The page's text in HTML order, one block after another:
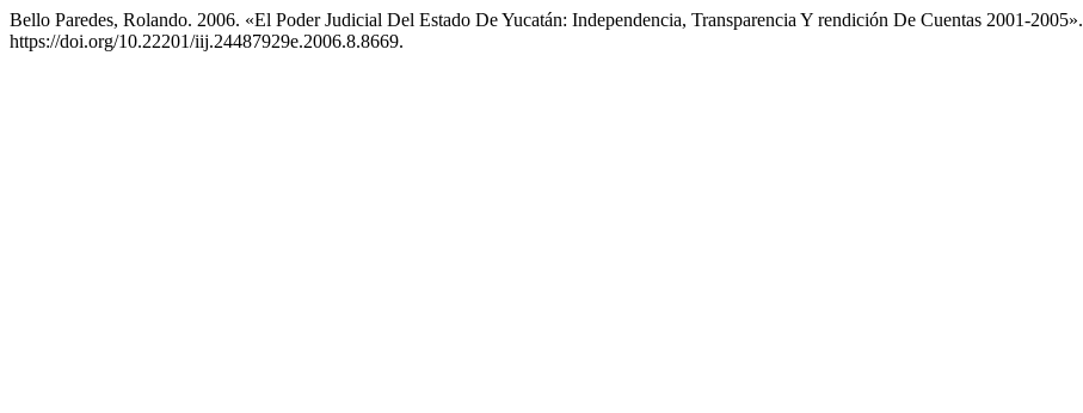
Bello Paredes, Rolando. 2006. «El Poder Judicial Del Estado De Yucatán: Independencia, Transparencia Y rendición De Cuentas 2001-2005».
https://doi.org/10.22201/iij.24487929e.2006.8.8669.